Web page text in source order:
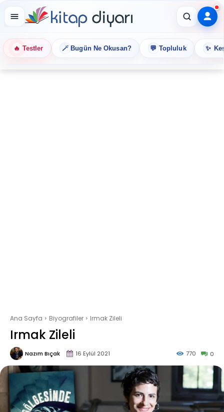
🔥 Testler 🪄 Bugün Ne Okusan? 💬 Topluluk ✨
Ana Sayfa Biyografiler Irmak Zileli
Irmak Zileli
Nazım Bıçak 16 Eylül 2021 0
770